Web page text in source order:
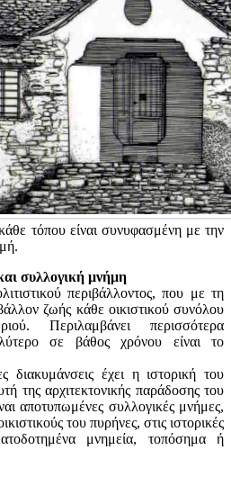
τόπου είναι συνυφασμένη με την
συλλογική μνήμη
περιβάλλοντος, που με τη
ζωής κάθε οικιστικού συνόλου
Περιλαμβάνει περισσότερα
σε βάθος χρόνου είναι το
διακυμάνσεις έχει η ιστορική του
της αρχιτεκτονικής παράδοσης του
αποτυπωμένες συλλογικές μνήμες,
του πυρήνες, στις ιστορικές
μνημεία, τοπόσημα ή